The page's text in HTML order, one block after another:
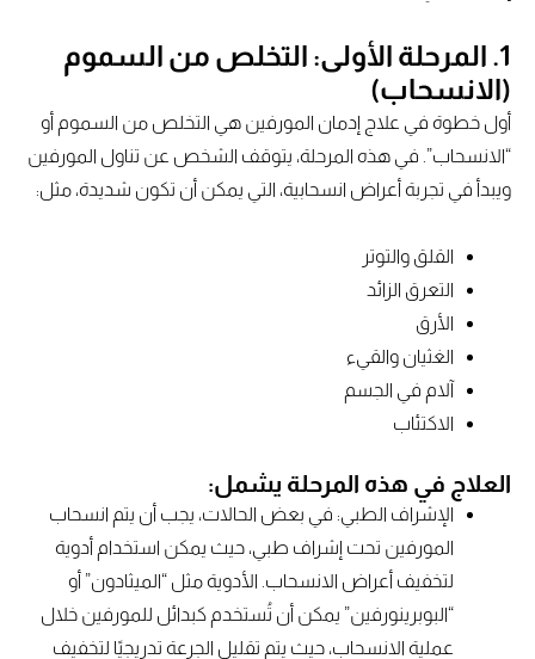
1. المرحلة الأولى: التخلص من السموم
(الانسحاب)
أول خطوة في علاج إدمان المورفين هي التخلص من السموم أو
“الانسحاب”. في هذه المرحلة، يتوقف الشخص عن تناول المورفين
ويبدأ في تجربة أعراض انسحابية، التي يمكن أن تكون شديدة، مثل:
القلق والتوتر
التعرق الزائد
الأرق
الغثيان والقيء
آلام في الجسم
الاكتئاب
العلاج في هذه المرحلة يشمل:
الإشراف الطبي: في بعض الحالات، يجب أن يتم انسحاب
المورفين تحت إشراف طبي، حيث يمكن استخدام أدوية
لتخفيف أعراض الانسحاب. الأدوية مثل “الميثادون” أو
“البوبرينورفين” يمكن أن تُستخدم كبدائل للمورفين خلال
عملية الانسحاب، حيث يتم تقليل الجرعة تدريجيًا لتخفيف